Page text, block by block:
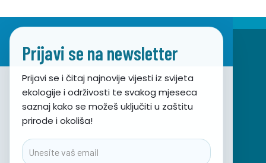
Prijavi se na newsletter
Prijavi se i čitaj najnovije vijesti iz svijeta
ekologije i održivosti te svakog mjeseca
saznaj kako se možeš uključiti u zaštitu
prirode i okoliša!
Email
Udruga za prirodu, okoliš i održivi razvoj Sunce
Obala hrvatskog narodnog preporoda 7
21000 Split, Hrvatska
email:info@sunce-st.org